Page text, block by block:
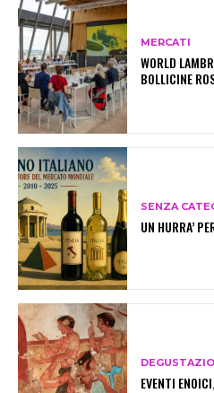
MERCATI
WORLD
BOLLICINE
SENZA
UN HURRA’
EVENTI